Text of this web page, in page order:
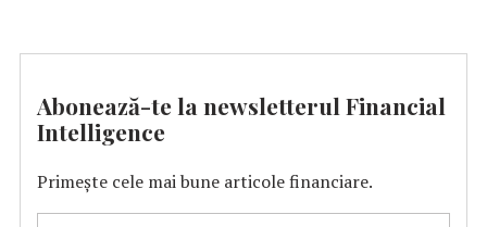
Abonează-te la newsletterul Financial
Intelligence
Primește cele mai bune articole financiare.